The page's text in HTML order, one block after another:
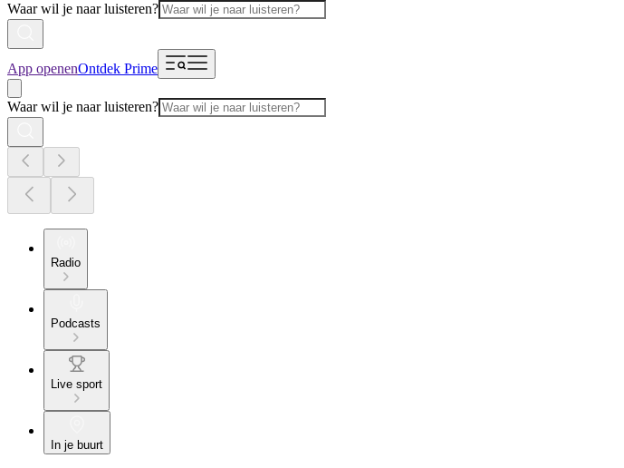
Waar wil je naar luisteren?
App openenOntdek Prime
Waar wil je naar luisteren?
Radio
Podcasts
Live sport
In je buurt